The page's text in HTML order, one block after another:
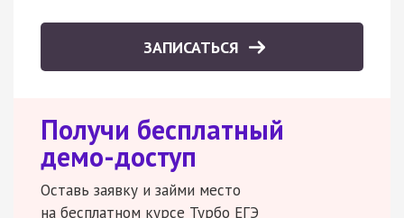
ЗАПИСАТЬСЯ
Получи бесплатный
демо-доступ
Оставь заявку и займи место
на бесплатном курсе Турбо ЕГЭ